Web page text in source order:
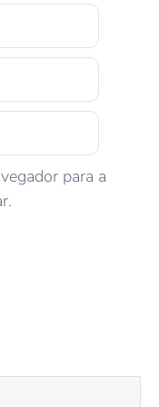
para a